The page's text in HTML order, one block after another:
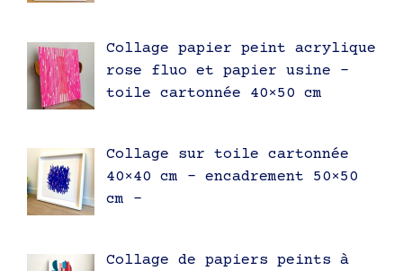
Collage papier peint acrylique
rose fluo et papier usine –
toile cartonnée 40×50 cm
Collage sur toile cartonnée
40×40 cm – encadrement 50×50
cm –
Collage de papiers peints à